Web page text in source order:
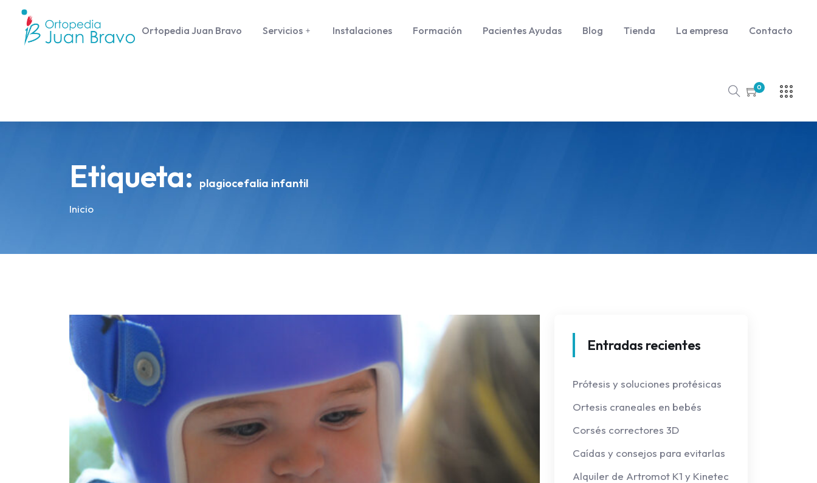
Ortopedia Juan Bravo Servicios Instalaciones Formación Pacientes Ayudas Blog Tienda La empresa Contacto
0
Etiqueta: plagiocefalia infantil
Inicio
Entradas recientes
Prótesis y soluciones protésicas
Ortesis craneales en bebés
Corsés correctores 3D
Caídas y consejos para evitarlas
Alquiler de Artromot K1 y Kinetec